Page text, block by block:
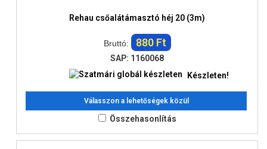
Rehau csőalátámasztó héj 20 (3m)
Bruttó: 880 Ft
SAP: 1160068
Készleten!
Válasszon a lehetőségek közül
Összehasonlítás